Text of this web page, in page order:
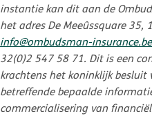
instantie kan dit aan de
het adres De Meeûssquare 35,
info@ombudsman-insurance.be
32(0)2 547 58 71. Dit is een
krachtens het koninklijk
betreffende bepaalde
commercialisering van